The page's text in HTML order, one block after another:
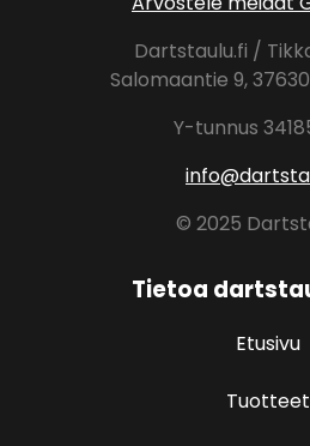
Dartstaulu.fi /
Salomaantie 9,
Y-tunnus
© 2025
Tietoa
Etusivu
Tuotteet